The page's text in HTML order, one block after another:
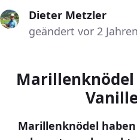
Dieter Metzler
geändert vor 2
Marillenknödel